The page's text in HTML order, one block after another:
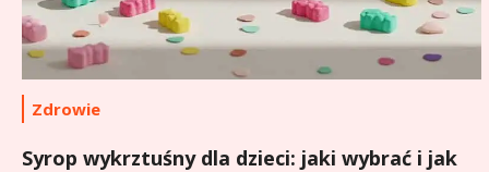
Zdrowie
Syrop wykrztuśny dla dzieci: jaki wybrać i jak